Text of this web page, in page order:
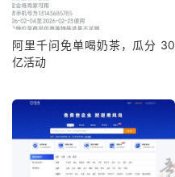
阿里千问免单喝奶茶，瓜分 30
亿活动